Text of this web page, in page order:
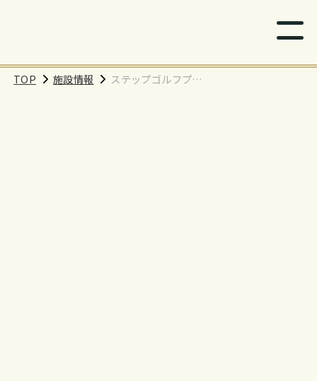
TOP 施設情報
ステップゴルフプラ